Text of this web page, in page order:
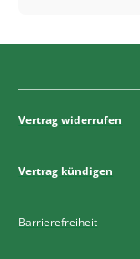
Vertrag widerrufen
Vertrag kündigen
Barrierefreiheit